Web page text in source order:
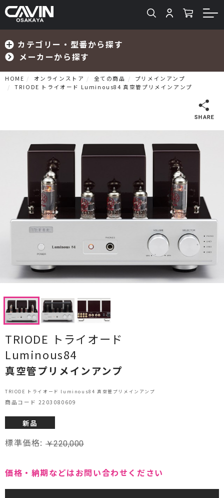
カテゴリー・型番から探す
メーカーから探す
検索
プリメインアンプ
プリアンプ
パワーアンプ
CDプレーヤー・レシーバー
ネットワークプレーヤー・D/Aコンバーター
レコードプレーヤー
フォノイコライザー・MCトランス
スピーカー
オーディオアクセサリー
ヘッドフォン・イヤホン
オーディオその他
AVアンプ
ＴＶ・レコーダー・プレーヤー
HOME オンラインストア 全ての商品
プリメインアンプ
TRIODE トライオード Luminous84 真空管プリメインアンプ
TRIODE トライオード
Luminous84
真空管プリメインアンプ
TRIODE トライオード luminous84 真空管プリメインアンプ
商品コード 2203080609
新品
標準価格: ￥220,000
価格・納期などはお問い合わせください